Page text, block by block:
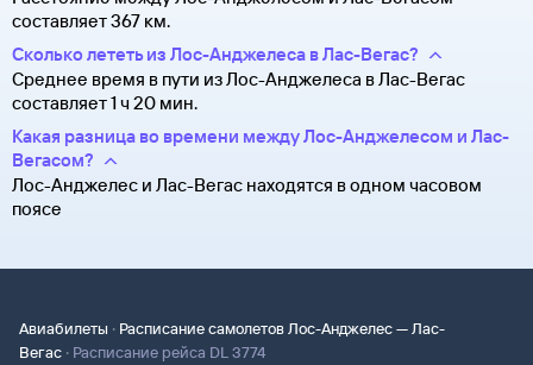
составляет 367 км.
Сколько лететь из Лос-Анджелеса в Лас-Вегас?
Среднее время в пути из Лос-Анджелеса в Лас-Вегас
составляет 1 ч 20 мин.
Какая разница во времени между Лос-Анджелесом и Лас-
Вегасом?
Лос-Анджелес и Лас-Вегас находятся в одном часовом
поясе
Авиабилеты · Расписание самолетов Лос-Анджелес — Лас-
Вегас · Расписание рейса DL 3774